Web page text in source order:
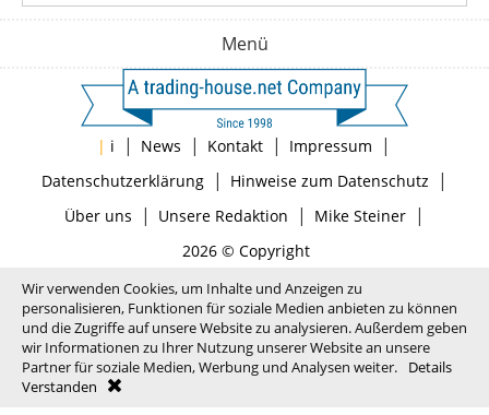
Menü
| i | News | Kontakt | Impressum |
Datenschutzerklärung| Hinweise zum Datenschutz |
Über uns | Unsere Redaktion | Mike Steiner|
2026 © Copyright
Wir verwenden Cookies, um Inhalte und Anzeigen zu
personalisieren, Funktionen für soziale Medien anbieten zu können
und die Zugriffe auf unsere Website zu analysieren. Außerdem geben
wir Informationen zu Ihrer Nutzung unserer Website an unsere
Partner für soziale Medien, Werbung und Analysen weiter.
Details
Verstanden